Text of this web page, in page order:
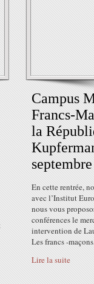
Campus
Francs-
la
En cette rentrée,
avec l’Institut
nous vous
conférences le
intervention de
Les francs -
Lire la suite